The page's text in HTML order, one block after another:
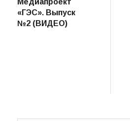
Навигация
по
предыдущая
Медиапроект